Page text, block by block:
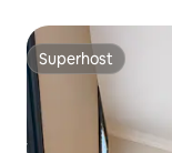
Superhost
Superhost